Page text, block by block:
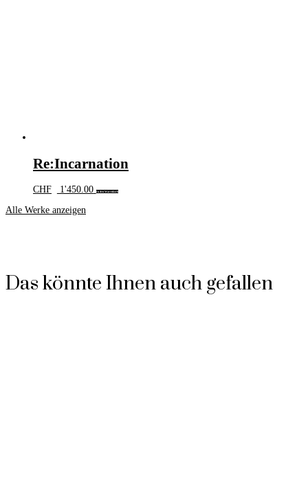
Re:Incarnation
CHF 1'450.00 In den Warenkorb
Alle Werke anzeigen
Das könnte Ihnen auch gefallen